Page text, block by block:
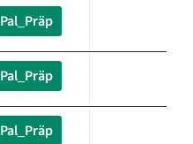
Pal_Präp
Pal_Präp
Pal_Präp